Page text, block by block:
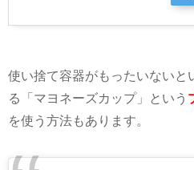
使い捨て容器がもったいないと
る「マヨネーズカップ」という
を使う方法もあります。